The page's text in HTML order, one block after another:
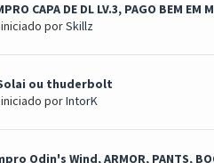
CAPA DE DL LV.3, PAGO BEM EM
porSkillz
1 Voto(s) - 5 de 5 em
1 2 345
ou thuderbolt
porIntorK
1 Voto(s) - 5 de 5 em média
Odin's Wind, ARMOR, PANTS,